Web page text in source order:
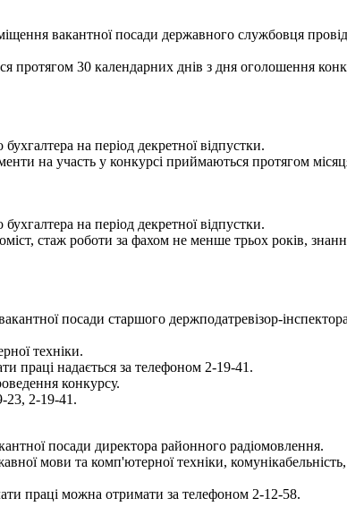
вакантної посади державного службовця
30 календарних днів з дня оголошення
на період декретної відпустки.
на участь у конкурсі приймаються протягом
на період декретної відпустки.
стаж роботи за фахом не менше трьох років,
посади старшого держподатревізор-
техніки.
праці надається за телефоном 2-19-41.
конкурсу.
23, 2-19-41.
посади директора районного радіомовлення.
мови та комп'ютерної техніки, комунікабельність,
праці можна отримати за телефоном 2-12-58.